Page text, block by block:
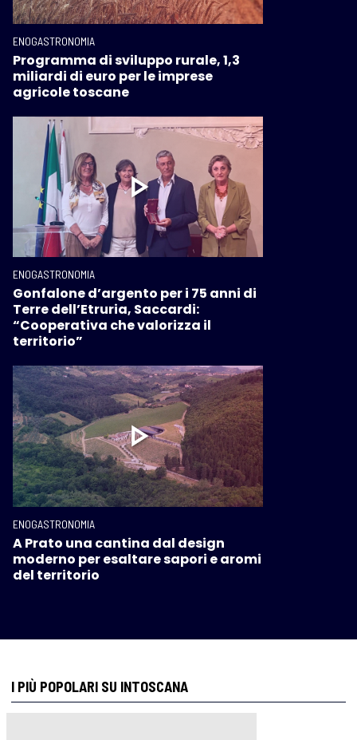
ENOGASTRONOMIA
Programma di sviluppo rurale, 1,3
miliardi di euro per le imprese
agricole toscane
ENOGASTRONOMIA
Gonfalone d’argento per i 75 anni di
Terre dell’Etruria, Saccardi:
“Cooperativa che valorizza il
territorio”
ENOGASTRONOMIA
A Prato una cantina dal design
moderno per esaltare sapori e aromi
del territorio
I PIÙ POPOLARI SU INTOSCANA